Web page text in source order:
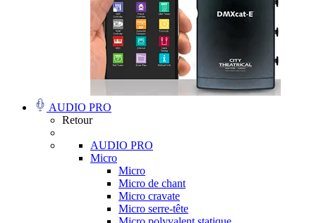
AUDIO PRO
Retour
AUDIO PRO
Micro
Micro
Micro de chant
Micro cravate
Micro serre-tête